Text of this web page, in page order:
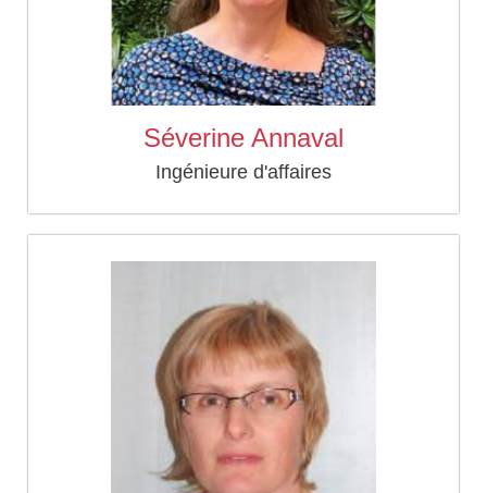
Séverine Annaval
Ingénieure d'affaires